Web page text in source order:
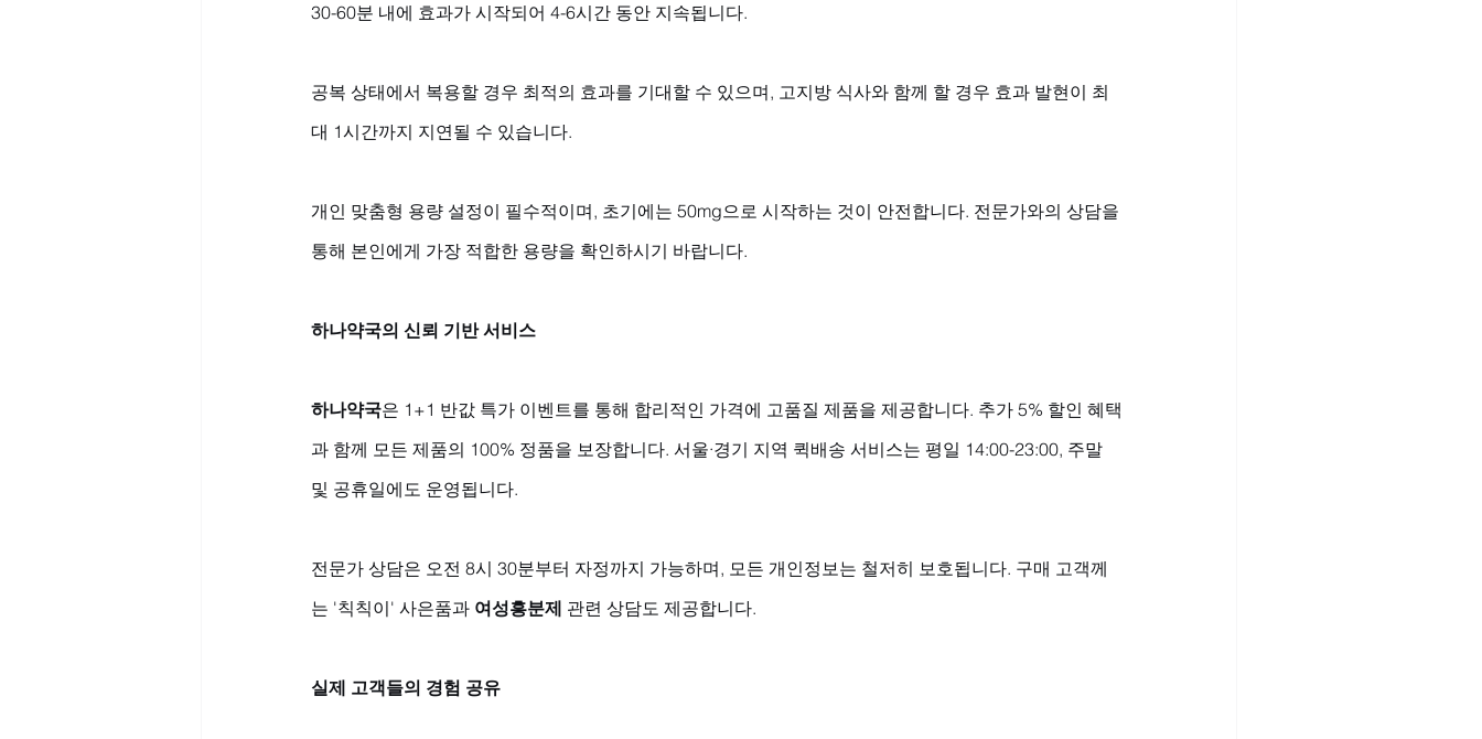
30-60분 내에 효과가 시작되어 4-6시간 동안 지속됩니다.
공복 상태에서 복용할 경우 최적의 효과를 기대할 수 있으며, 고지방 식사와 함께 할 경우 효과 발현이 최
대 1시간까지 지연될 수 있습니다.
개인 맞춤형 용량 설정이 필수적이며, 초기에는 50mg으로 시작하는 것이 안전합니다. 전문가와의 상담을
통해 본인에게 가장 적합한 용량을 확인하시기 바랍니다.
하나약국의 신뢰 기반 서비스
하나약국은 1+1 반값 특가 이벤트를 통해 합리적인 가격에 고품질 제품을 제공합니다. 추가 5% 할인 혜택
과 함께 모든 제품의 100% 정품을 보장합니다. 서울·경기 지역 퀵배송 서비스는 평일 14:00-23:00, 주말
및 공휴일에도 운영됩니다.
전문가 상담은 오전 8시 30분부터 자정까지 가능하며, 모든 개인정보는 철저히 보호됩니다. 구매 고객께
는 '칙칙이' 사은품과 여성흥분제 관련 상담도 제공합니다.
실제 고객들의 경험 공유